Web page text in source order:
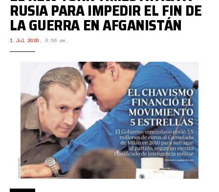
RUSIA PARA IMPEDIR EL FIN DE
LA GUERRA EN AFGANISTÁN
1 Jul 2020 , 6:56 am.